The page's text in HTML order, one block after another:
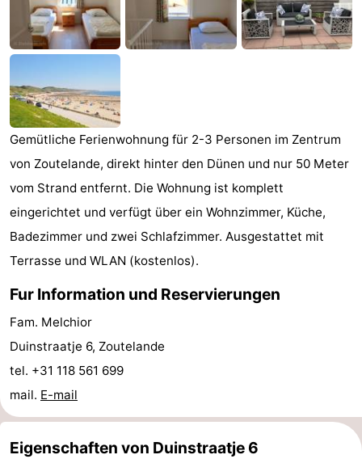
Duinoord
Duinweg
18
-
Kurhaus
-
Residentie
Soutelande
Campingplätze
Ferienhäuser
-
De
Zandput
-
Duinzicht
-
Joossesweg
-
Kustlicht
-
Meerpaal
-
Strandcamping
Valkenisse
-
Zee,
Hotels
Gemütliche Ferienwohnung für 2-3 Personen im Zentrum
von Zoutelande, direkt hinter den Dünen und nur 50 Meter
vom Strand entfernt. Die Wohnung ist komplett
eingerichtet und verfügt über ein Wohnzimmer, Küche,
Badezimmer und zwei Schlafzimmer. Ausgestattet mit
Terrasse und WLAN (kostenlos).
Fur Information und Reservierungen
Fam. Melchior
Duinstraatje 6, Zoutelande
tel. +31 118 561 699
mail. E-mail
Eigenschaften von Duinstraatje 6